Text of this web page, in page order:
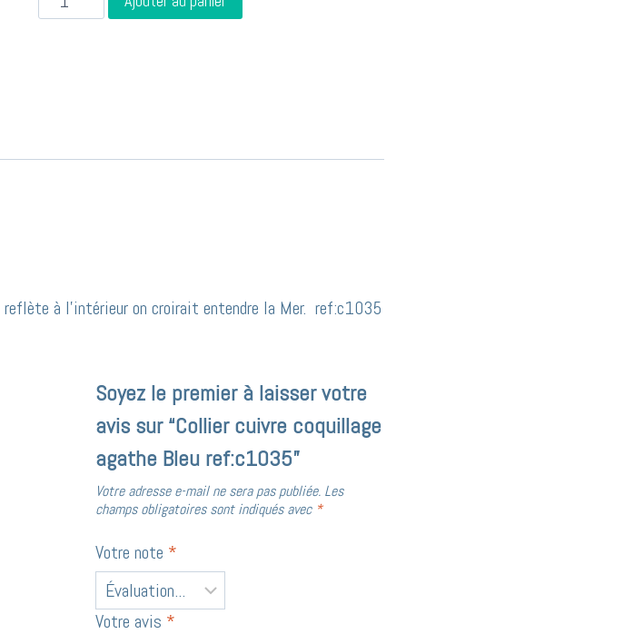
de
à l’intérieur on croirait entendre la Mer. ref:c1035
Soyez le premier à laisser votre
avis sur “Collier cuivre coquillage
agathe Bleu ref:c1035”
Votre adresse e-mail ne sera pas publiée. Les
champs obligatoires sont indiqués avec *
Votre note *
Votre avis *